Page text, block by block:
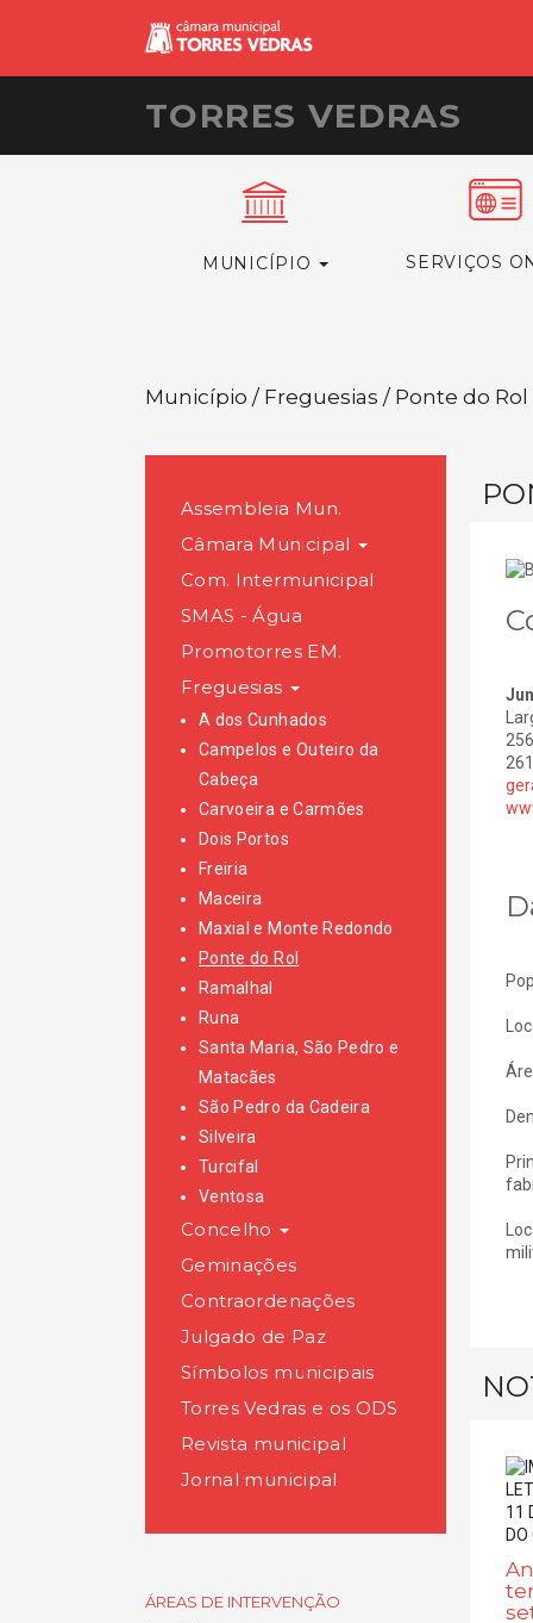
TORRES VEDRAS
MUNICÍPIO SERVIÇOS
Município / Freguesias / Ponte do Rol
Assembleia Mun.
Câmara Municipal
Com. Intermunicipal
SMAS - Água
Promotorres EM.
Freguesias
A dos Cunhados
Campelos e Outeiro da
Cabeça
Carvoeira e Carmões
Dois Portos
Freiria
Maceira
Maxial e Monte Redondo
Ponte do Rol
Ramalhal
Runa
Santa Maria, São Pedro e
Matacães
São Pedro da Cadeira
Silveira
Turcifal
Ventosa
Concelho
Geminações
Contraordenações
Julgado de Paz
Símbolos municipais
Torres Vedras e os ODS
Revista municipal
Jornal municipal
ÁREAS DE INTERVENÇÃO